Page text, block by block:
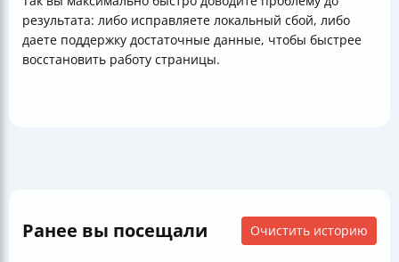
результата: либо исправляете локальный сбой, либо
даете поддержку достаточные данные, чтобы быстрее
восстановить работу страницы.
Ранее вы посещали Очистить историю